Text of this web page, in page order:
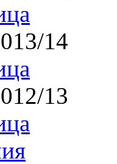
14
13